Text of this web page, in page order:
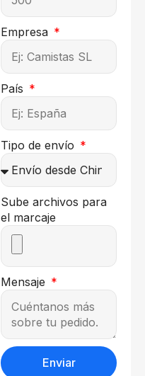
Empresa
País
Tipo de envío
Sube archivos para
el marcaje
Mensaje
Enviar